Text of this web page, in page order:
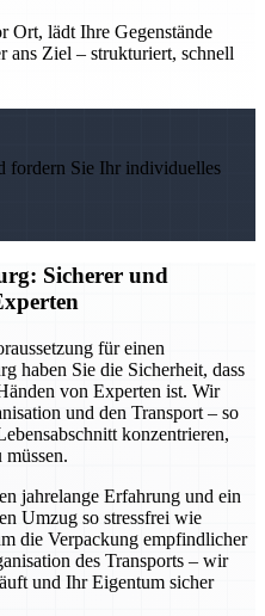
Ort, lädt Ihre Gegenstände
ans Ziel – strukturiert, schnell
fordern Sie Ihr individuelles
Sicherer und
für einen
haben Sie die Sicherheit, dass
von Experten ist. Wir
und den Transport – so
konzentrieren,
jahrelange Erfahrung und ein
Umzug so stressfrei wie
die Verpackung empfindlicher
des Transports – wir
und Ihr Eigentum sicher